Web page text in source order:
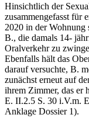
Hinsichtlich der
zusammengefasst für
2020 in der Wohnung
B., die damals 14-
Oralverkehr zu
Ebenfalls hält das
darauf versuchte, B.
zunächst erneut auf
ihrem Zimmer, das er
E. II.2.5 S. 30 i.V.m.
Anklage Dossier 1).